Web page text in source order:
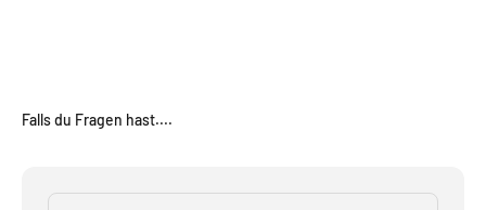
Falls du Fragen hast....